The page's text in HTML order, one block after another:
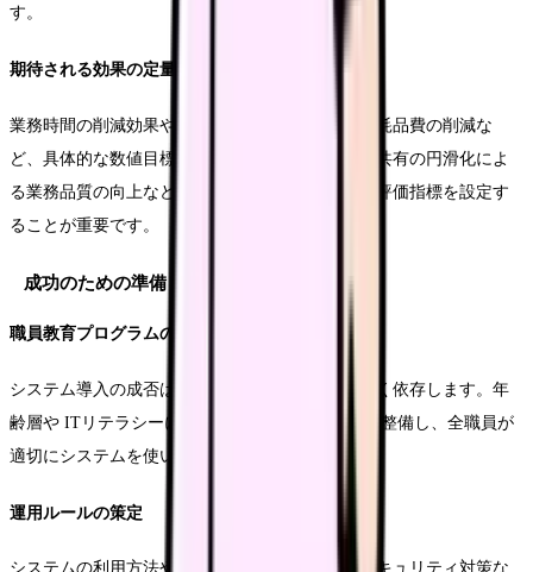
す。
期待される効果の定量化
業務時間の削減効果や、ペーパーレス化による消耗品費の削減な
ど、具体的な数値目標を設定します。また、情報共有の円滑化によ
る業務品質の向上など、定性的な効果についても評価指標を設定す
ることが重要です。
成功のための準備
職員教育プログラムの整備
システム導入の成否は、職員の活用スキルに大きく依存します。年
齢層や ITリテラシーに配慮した教育プログラムを整備し、全職員が
適切にシステムを使いこなせるよう支援します。
運用ルールの策定
システムの利用方法や、データ入力のルール、セキュリティ対策な